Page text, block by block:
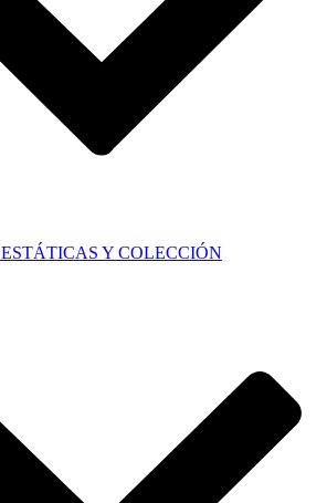
Y COLECCIÓN